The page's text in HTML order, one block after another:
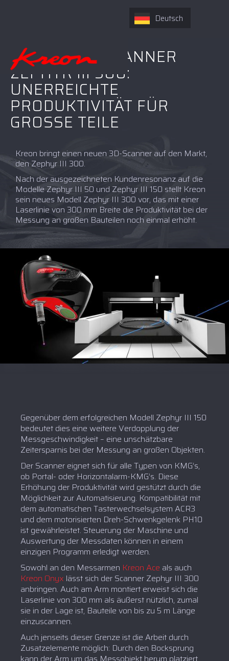
NEUER 3D - SCANNER
ZEPHYR III 300:
UNERREICHTE
PRODUKTIVITÄT FÜR
GROSSE TEILE
Kreon bringt einen neuen 3D-Scanner auf den Markt,
den Zephyr III 300.
Nach der ausgezeichneten Kundenresonanz auf die
Modelle Zephyr III 50 und Zephyr III 150 stellt Kreon
sein neues Modell Zephyr III 300 vor, das mit einer
Laserlinie von 300 mm Breite die Produktivität bei der
Messung an großen Bauteilen noch einmal erhöht.
Gegenüber dem erfolgreichen Modell Zephyr III 150
bedeutet dies eine weitere Verdopplung der
Messgeschwindigkeit – eine unschätzbare
Zeitersparnis bei der Messung an großen Objekten.
Der Scanner eignet sich für alle Typen von KMG’s,
ob Portal- oder Horizontalarm-KMG’s. Diese
Erhöhung der Produktivität wird gestützt durch die
Möglichkeit zur Automatisierung. Kompatibilität mit
dem automatischen Tasterwechselsystem ACR3
und dem motorisierten Dreh-Schwenkgelenk PH10
ist gewährleistet. Steuerung der Maschine und
Auswertung der Messdaten können in einem
einzigen Programm erledigt werden.
Sowohl an den Messarmen Kreon Ace als auch
Kreon Onyx lässt sich der Scanner Zephyr III 300
anbringen. Auch am Arm montiert erweist sich die
Laserlinie von 300 mm als äußerst nützlich, zumal
sie in der Lage ist, Bauteile von bis zu 5 m Länge
einzuscannen.
Auch jenseits dieser Grenze ist die Arbeit durch
Zusatzelemente möglich: Durch den Bocksprung
Deutsch